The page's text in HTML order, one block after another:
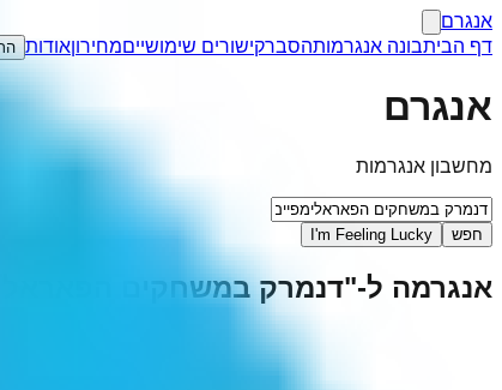
אנגרם
דף הביתבונה אנגרמותהסברקישורים שימושייםמחירוןאודות
אנגרם
מחשבון אנגרמות
חפש I'm Feeling Lucky
אנגרמה ל-"דנמרק במשחקים